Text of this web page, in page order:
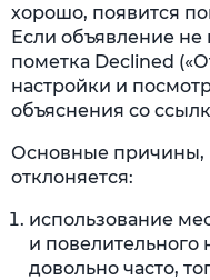
хорошо, появится
Если объявление
пометка Declined
настройки и
объяснения со
Основные причины,
отклоняется:
использование
и повелительного
довольно часто,